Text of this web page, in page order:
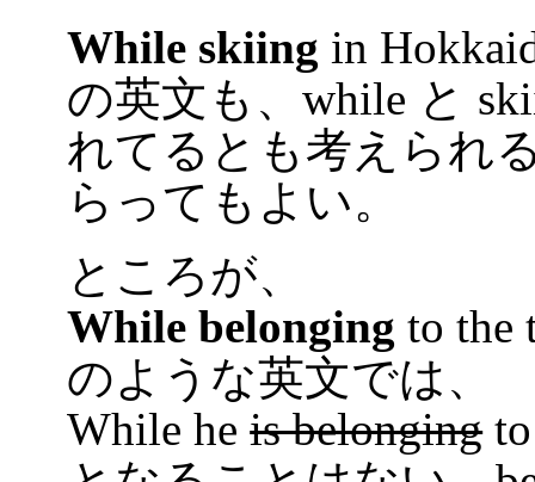
While skiing in
の英文も、while と
れてるとも考えられ
らってもよい。
ところが、
While belonging to the
のような英文では、
While heis belongingto